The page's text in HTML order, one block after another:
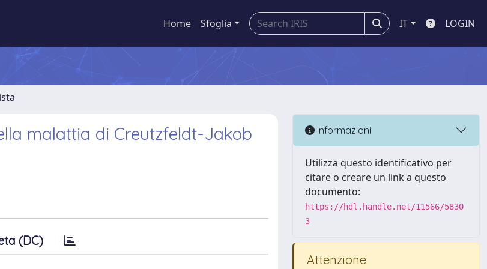
Home Sfoglia IT LOGIN
malattia di Creutzfeldt-Jakob
(DC)
Informazioni
Utilizza questo identificativo per
citare o creare un link a questo
documento:
https://hdl.handle.net/11566/5830
3
Attenzione